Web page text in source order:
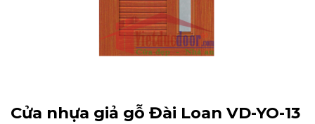
Cửa nhựa giả gỗ Đài Loan VD-YO-13